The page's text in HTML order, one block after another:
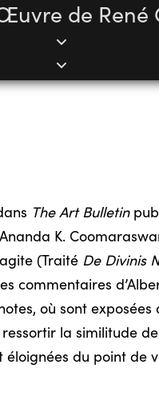
de René
The Art Bulletin
K.
(Traité De Divinis
commentaires
où sont
la similitude
du point de